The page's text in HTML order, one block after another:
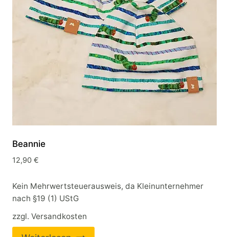
Beannie
12,90 €
Kein Mehrwertsteuerausweis, da Kleinunternehmer
nach §19 (1) UStG
zzgl. Versandkosten